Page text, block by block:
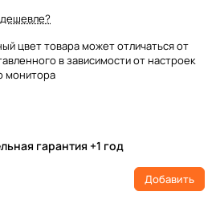
цвет товара может отличаться от
в зависимости от настроек
монитора
гарантия +1 год
Добавить